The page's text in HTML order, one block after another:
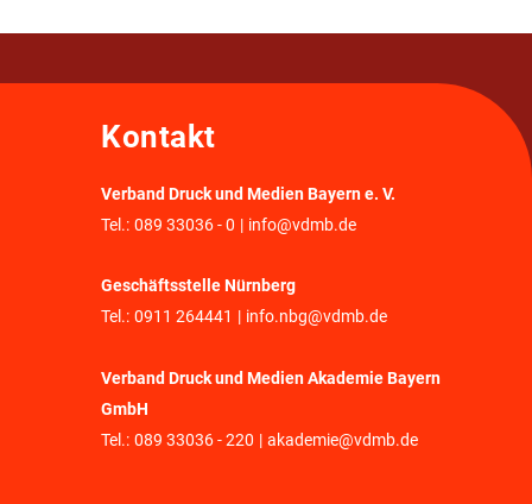
Kontakt
Verband Druck und Medien Bayern e. V.
Tel.: 089 33036 - 0 | info@vdmb.de
Geschäftsstelle Nürnberg
Tel.: 0911 264441 | info.nbg@vdmb.de
Verband Druck und Medien Akademie Bayern
GmbH
Tel.: 089 33036 - 220 | akademie@vdmb.de